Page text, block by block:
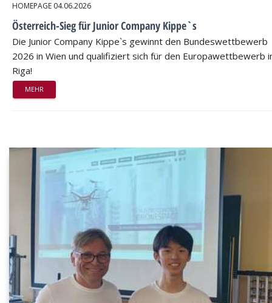
HOMEPAGE 04.06.2026
Österreich-Sieg für Junior Company Kippe`s
Die Junior Company Kippe`s gewinnt den Bundeswettbewerb
2026 in Wien und qualifiziert sich für den Europawettbewerb
Riga!
MEHR